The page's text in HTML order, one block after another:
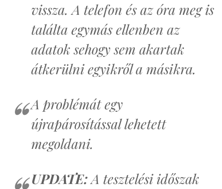
vissza. A telefon és az óra meg is
találta egymás ellenben az
adatok sehogy sem akartak
átkerülni egyikről a másikra.
A problémát egy
újrapárosítással lehetett
megoldani.
UPDATE:A tesztelési időszak